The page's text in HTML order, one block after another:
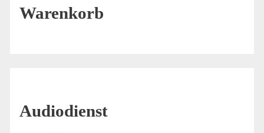
Warenkorb
Audiodienst